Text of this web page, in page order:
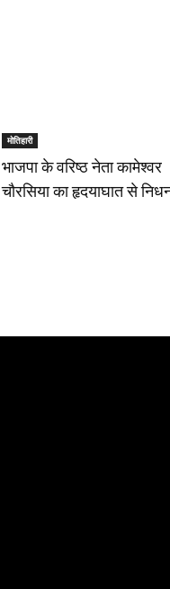
मोतिहारी
भाजपा के वरिष्ठ नेता कामेश्वर
चौरसिया का हृदयाघात से